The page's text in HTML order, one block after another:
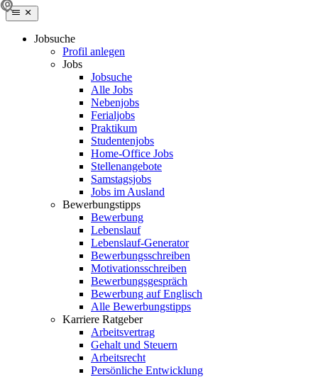
Jobsuche
Profil anlegen
Jobs
Jobsuche
Alle Jobs
Nebenjobs
Ferialjobs
Praktikum
Studentenjobs
Home-Office Jobs
Stellenangebote
Samstagsjobs
Jobs im Ausland
Bewerbungstipps
Bewerbung
Lebenslauf
Lebenslauf-Generator
Bewerbungsschreiben
Motivationsschreiben
Bewerbungsgespräch
Bewerbung auf Englisch
Alle Bewerbungstipps
Karriere Ratgeber
Arbeitsvertrag
Gehalt und Steuern
Arbeitsrecht
Persönliche Entwicklung